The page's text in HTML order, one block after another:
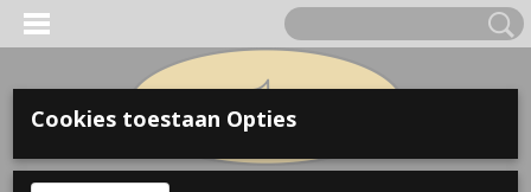
Inloggen Registreren
Cookies toestaan Opties